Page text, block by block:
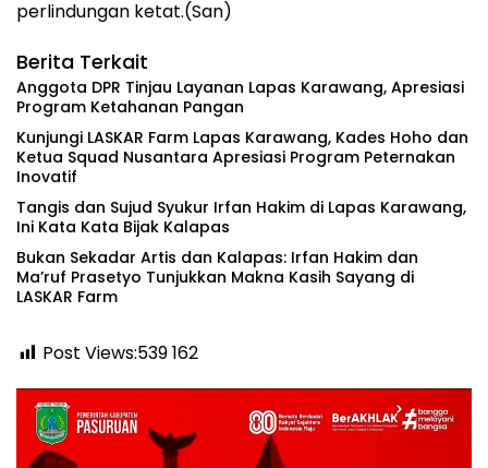
perlindungan ketat.(San)
Berita Terkait
Anggota DPR Tinjau Layanan Lapas Karawang, Apresiasi
Program Ketahanan Pangan
‎Kunjungi LASKAR Farm Lapas Karawang, Kades Hoho dan
Ketua Squad Nusantara Apresiasi Program Peternakan
Inovatif
‎Tangis dan Sujud Syukur Irfan Hakim di Lapas Karawang,
Ini Kata Kata Bijak Kalapas
‎Bukan Sekadar Artis dan Kalapas: Irfan Hakim dan
Ma’ruf Prasetyo Tunjukkan Makna Kasih Sayang di
LASKAR Farm
Post Views:539162